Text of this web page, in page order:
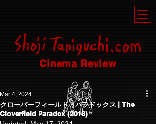
Cinema Review
クローバーフィールド・パラドックス | The
Cloverfield Paradox (2018)
Mar 4, 2024